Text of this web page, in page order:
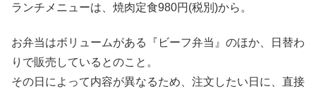
ランチメニューは、焼肉定食980円(税別)から。
お弁当はボリュームがある『ビーフ弁当』のほか、日替わ
りで販売しているとのこと。
その日によって内容が異なるため、注文したい日に、直接